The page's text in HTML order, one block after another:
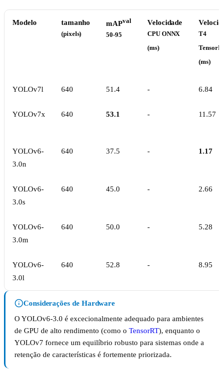
Modelo tamanho
(pixels)
mAPval
50-95
Velocidade
CPU ONNX
(ms)
T4
(ms)
YOLOv7l 640 51.4 - 6.84
YOLOv7x 640 53.1 - 11.57
YOLOv6-
3.0n
640 37.5 - 1.17
YOLOv6-
3.0s
640 45.0 - 2.66
YOLOv6-
3.0m
640 50.0 - 5.28
YOLOv6-
3.0l
640 52.8 - 8.95
Considerações de Hardware
O YOLOv6-3.0 é excecionalmente adequado para ambientes
de GPU de alto rendimento (como o TensorRT), enquanto o
YOLOv7 fornece um equilíbrio robusto para sistemas onde a
retenção de características é fortemente priorizada.